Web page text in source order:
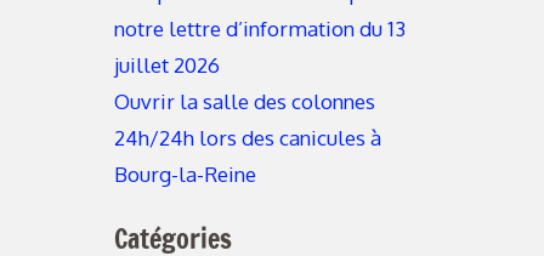
notre lettre d’information du 13
juillet 2026
Ouvrir la salle des colonnes
24h/24h lors des canicules à
Bourg-la-Reine
Catégories